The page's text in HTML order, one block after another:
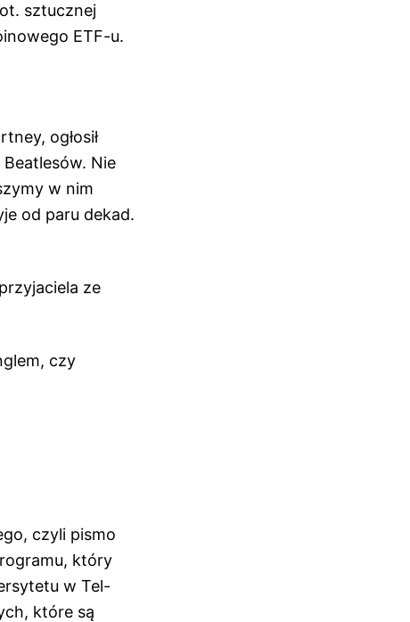
sztucznej
ETF-u.
ogłosił
Nie
w nim
od paru dekad.
ze
czy
czyli pismo
który
w Tel-
które są